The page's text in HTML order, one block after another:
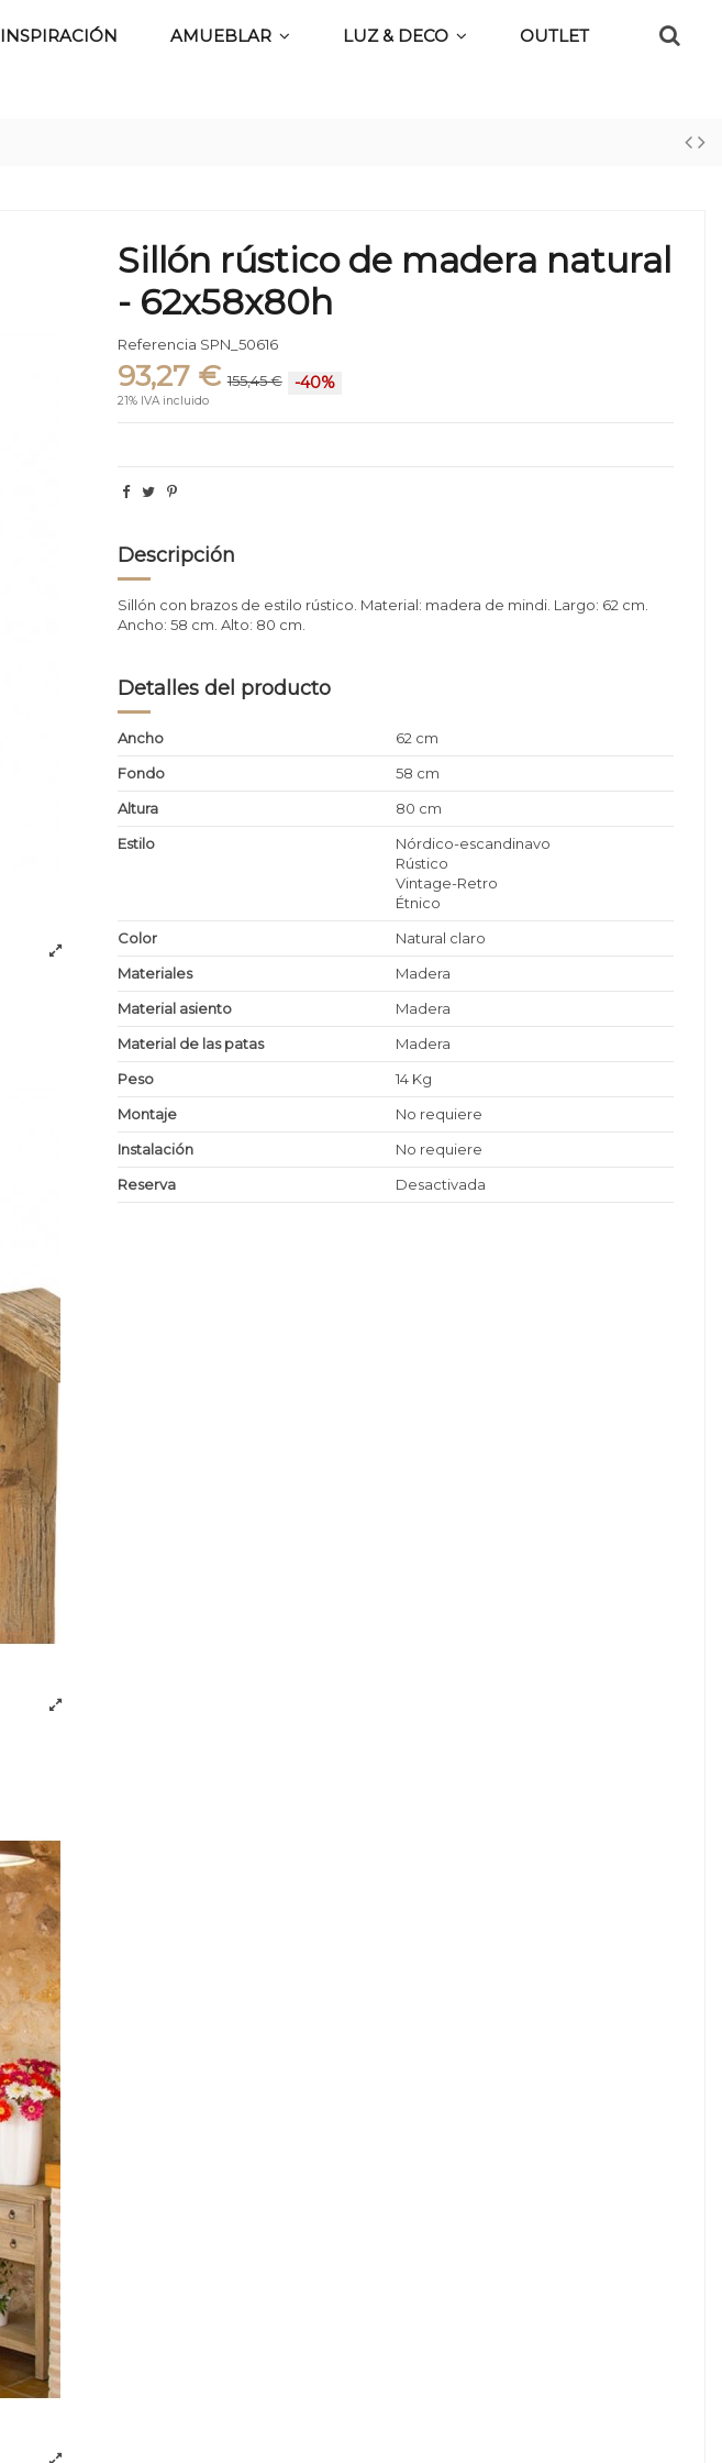
INSPIRACIÓN AMUEBLAR LUZ & DECO OUTLET
Sillón rústico de madera natural
- 62x58x80h
Referencia SPN_50616
93,27 € 155,45 € -40%
21% IVA incluido
Descripción
Sillón con brazos de estilo rústico. Material: madera de mindi. Largo: 62 cm.
Ancho: 58 cm. Alto: 80 cm.
Detalles del producto
Ancho
62 cm
Fondo
58 cm
Altura
80 cm
Estilo
Nórdico-escandinavo
Rústico
Vintage-Retro
Étnico
Color
Natural claro
Materiales
Madera
Material asiento
Madera
Material de las patas
Madera
Peso
14 Kg
Montaje
No requiere
Instalación
No requiere
Reserva
Desactivada